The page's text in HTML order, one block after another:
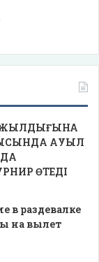
ЖЫЛДЫҒЫНА
АУЫЛ
ӨТЕДІ
в раздевалке
на вылет